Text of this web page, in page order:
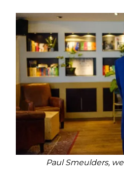
Paul Smeulders,